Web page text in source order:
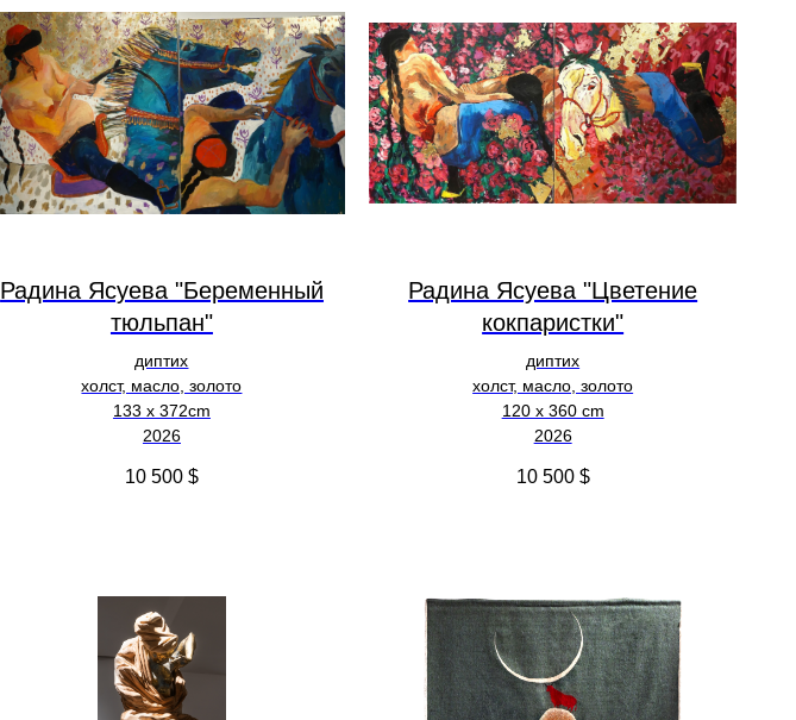
Радина Ясуева "Беременный
тюльпан"
диптих
холст, масло, золото
133 х 372cm
2026
10 500 $
Радина Ясуева "Цветение
кокпаристки"
диптих
холст, масло, золото
120 х 360 cm
2026
10 500 $